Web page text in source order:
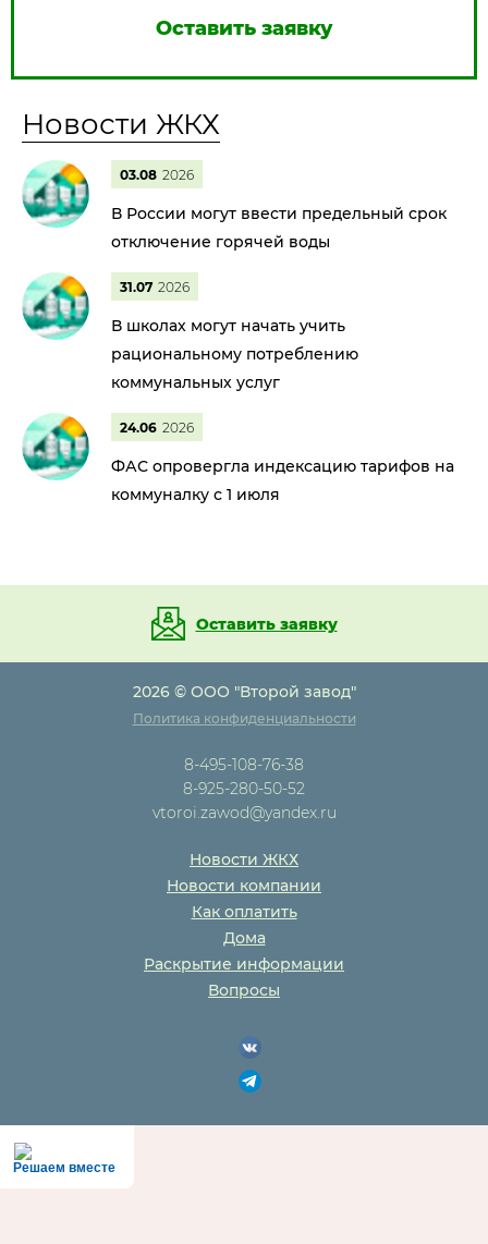
Оставить заявку
Новости ЖКХ
03.08 2026
В России могут ввести предельный срок
отключение горячей воды
31.07 2026
В школах могут начать учить
рациональному потреблению
коммунальных услуг
24.06 2026
ФАС опровергла индексацию тарифов на
коммуналку с 1 июля
Оставить заявку
2026 © ООО "Второй завод"
Политика конфиденциальности
8-495-108-76-38
8-925-280-50-52
vtoroi.zawod@yandex.ru
Новости ЖКХ
Новости компании
Как оплатить
Дома
Раскрытие информации
Вопросы
Решаем вместе